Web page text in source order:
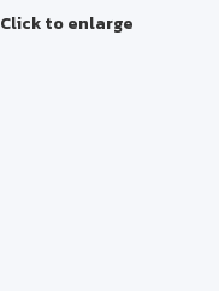
Click to enlarge